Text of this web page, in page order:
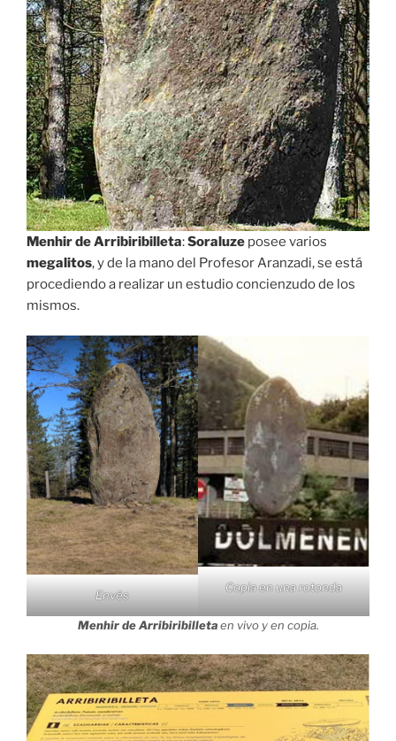
Menhir de Arribiribilleta:Soraluze posee varios
megalitos, y de la mano del Profesor Aranzadi, se está
procediendo a realizar un estudio concienzudo de los
mismos.
Envés
Copia en una rotonda
Menhir de Arribiribilletaen vivo y en copia.